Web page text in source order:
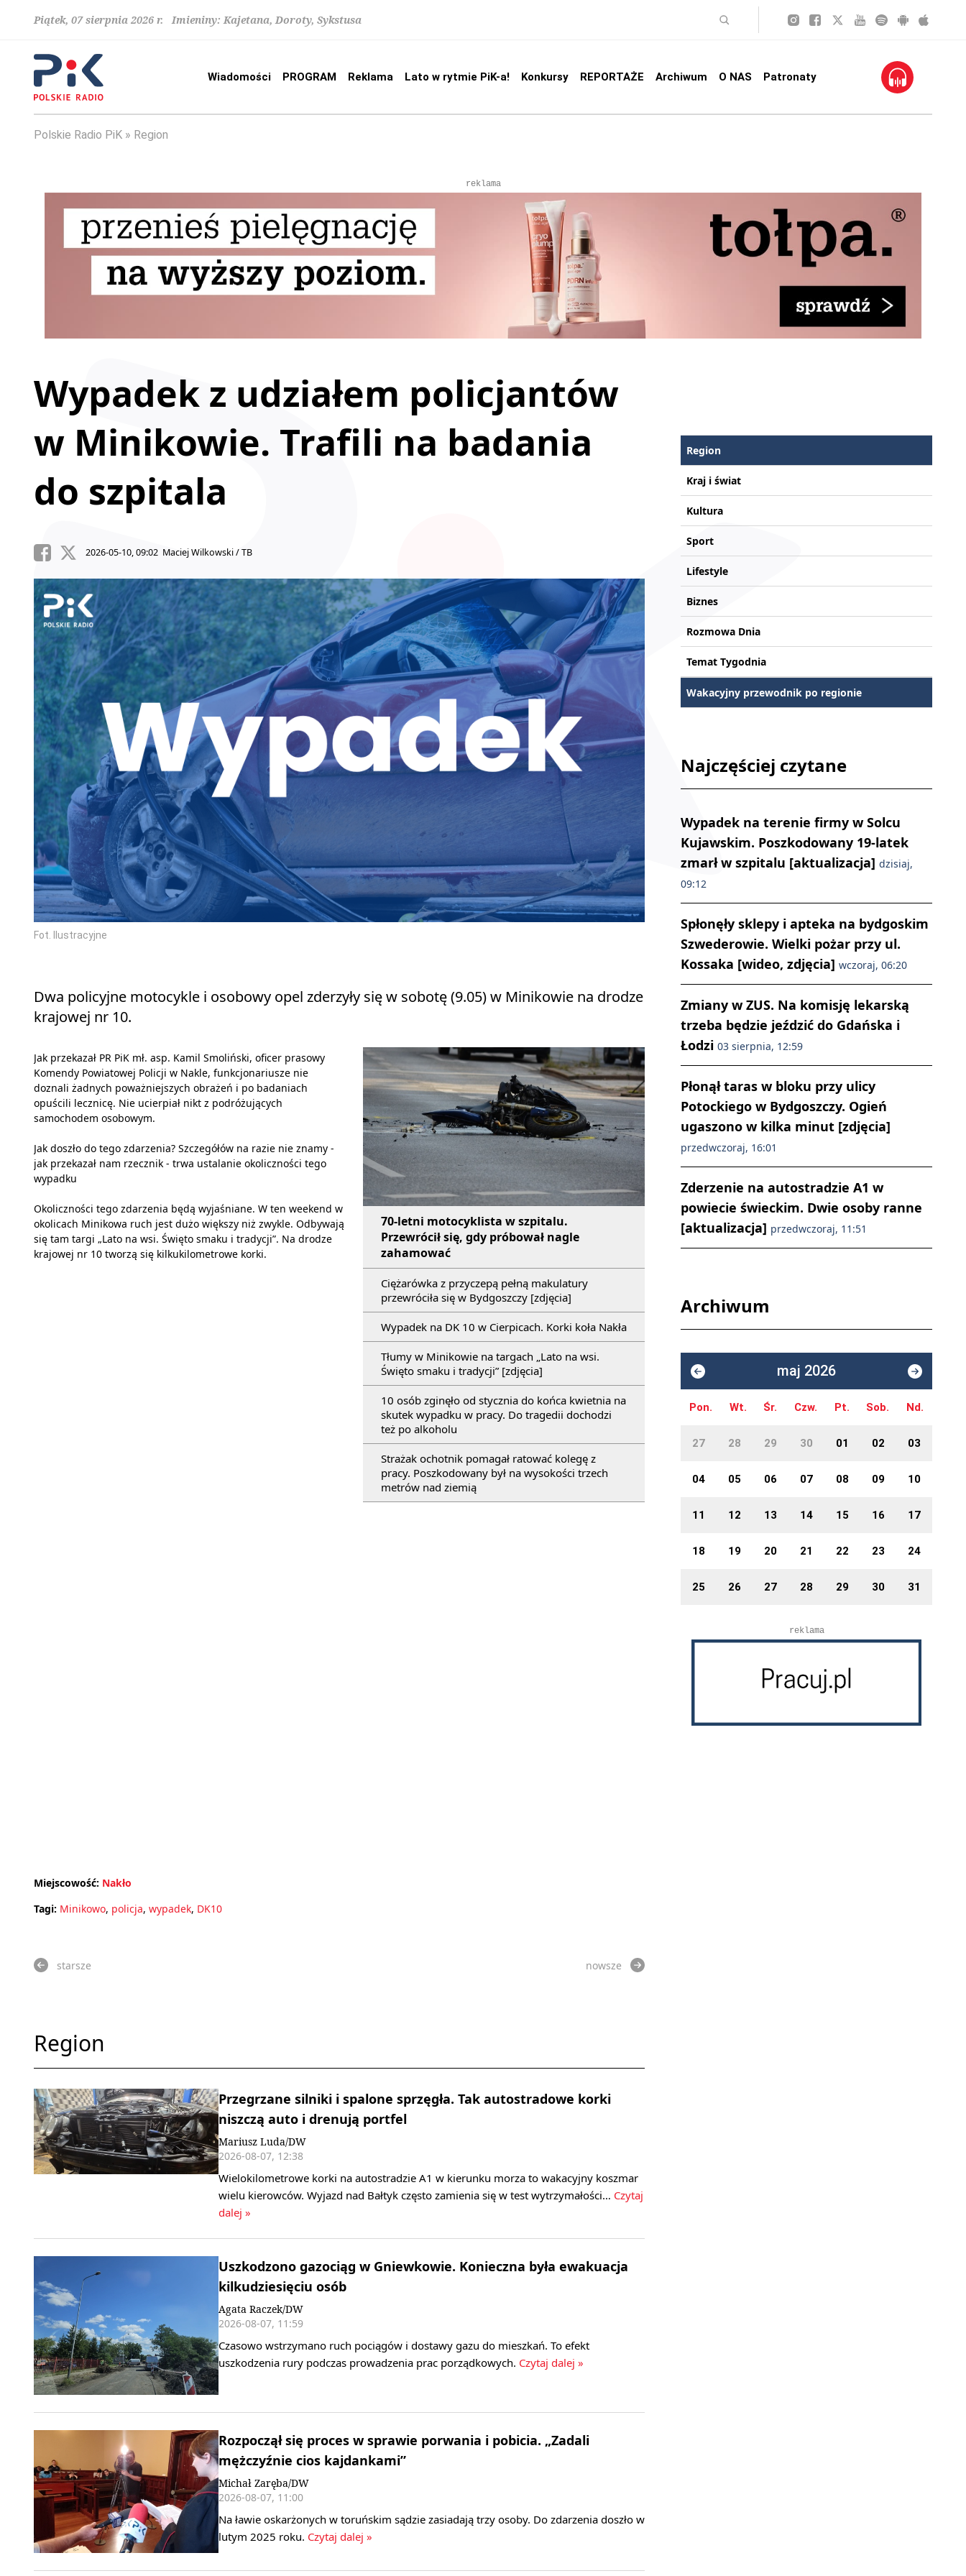
Piątek, 07 sierpnia 2026 r. Imieniny: Kajetana, Doroty, Sykstusa
Wiadomości PROGRAM Reklama Lato w rytmie PiK-a! Konkursy REPORTAŻE Archiwum O NAS Patronaty
Polskie Radio PiK Region
reklama
Wypadek z udziałem policjantów
w Minikowie. Trafili na badania
do szpitala
2026-05-10, 09:02 Maciej Wilkowski / TB
Fot. Ilustracyjne
Dwa policyjne motocykle i osobowy opel zderzyły się w sobotę (9.05) w Minikowie na drodze
krajowej nr 10.
70-letni motocyklista w szpitalu.
Przewrócił się, gdy próbował nagle
zahamować
Ciężarówka z przyczepą pełną makulatury
przewróciła się w Bydgoszczy [zdjęcia]
Wypadek na DK 10 w Cierpicach. Korki koła Nakła
Tłumy w Minikowie na targach „Lato na wsi.
Święto smaku i tradycji” [zdjęcia]
10 osób zginęło od stycznia do końca kwietnia na
skutek wypadku w pracy. Do tragedii dochodzi
też po alkoholu
Strażak ochotnik pomagał ratować kolegę z
pracy. Poszkodowany był na wysokości trzech
metrów nad ziemią
Jak przekazał PR PiK mł. asp. Kamil Smoliński, oficer prasowy
Komendy Powiatowej Policji w Nakle, funkcjonariusze nie
doznali żadnych poważniejszych obrażeń i po badaniach
opuścili lecznicę. Nie ucierpiał nikt z podróżujących
samochodem osobowym.
Jak doszło do tego zdarzenia? Szczegółów na razie nie znamy -
jak przekazał nam rzecznik - trwa ustalanie okoliczności tego
wypadku
Okoliczności tego zdarzenia będą wyjaśniane. W ten weekend w
okolicach Minikowa ruch jest dużo większy niż zwykle. Odbywają
się tam targi „Lato na wsi. Święto smaku i tradycji”. Na drodze
krajowej nr 10 tworzą się kilkukilometrowe korki.
Miejscowość: Nakło
Tagi: Minikowo, policja, wypadek, DK10
starsze nowsze
Region
Przegrzane silniki i spalone sprzęgła. Tak autostradowe korki
niszczą auto i drenują portfel
Mariusz Luda/DW
2026-08-07, 12:38
Wielokilometrowe korki na autostradzie A1 w kierunku morza to wakacyjny koszmar
wielu kierowców. Wyjazd nad Bałtyk często zamienia się w test wytrzymałości… Czytaj
dalej »
Uszkodzono gazociąg w Gniewkowie. Konieczna była ewakuacja
kilkudziesięciu osób
Agata Raczek/DW
2026-08-07, 11:59
Czasowo wstrzymano ruch pociągów i dostawy gazu do mieszkań. To efekt
uszkodzenia rury podczas prowadzenia prac porządkowych. Czytaj dalej »
Rozpoczął się proces w sprawie porwania i pobicia. „Zadali
mężczyźnie cios kajdankami”
Michał Zaręba/DW
2026-08-07, 11:00
Na ławie oskarżonych w toruńskim sądzie zasiadają trzy osoby. Do zdarzenia doszło w
lutym 2025 roku. Czytaj dalej »
Region
Kraj i świat
Kultura
Sport
Lifestyle
Biznes
Rozmowa Dnia
Temat Tygodnia
Wakacyjny przewodnik po regionie
Najczęściej czytane
Wypadek na terenie firmy w Solcu
Kujawskim. Poszkodowany 19-latek
zmarł w szpitalu [aktualizacja] dzisiaj,
09:12
Spłonęły sklepy i apteka na bydgoskim
Szwederowie. Wielki pożar przy ul.
Kossaka [wideo, zdjęcia] wczoraj, 06:20
Zmiany w ZUS. Na komisję lekarską
trzeba będzie jeździć do Gdańska i
Łodzi 03 sierpnia, 12:59
Płonął taras w bloku przy ulicy
Potockiego w Bydgoszczy. Ogień
ugaszono w kilka minut [zdjęcia]
przedwczoraj, 16:01
Zderzenie na autostradzie A1 w
powiecie świeckim. Dwie osoby ranne
[aktualizacja] przedwczoraj, 11:51
Archiwum
maj 2026
Pon. Wt. Śr. Czw. Pt. Sob. Nd.
27 28 29 30 01 02 03
04 05 06 07 08 09 10
11 12 13 14 15 16 17
18 19 20 21 22 23 24
25 26 27 28 29 30 31
reklama